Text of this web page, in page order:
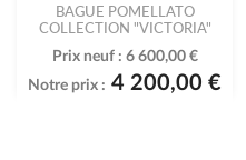
BAGUE POMELLATO
COLLECTION "VICTORIA"
Prix neuf : 6 600,00 €
Notre prix : 4 200,00 €